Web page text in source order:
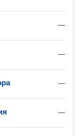
—
—
—
—